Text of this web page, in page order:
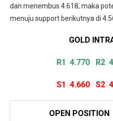
dan menembus 4.618, maka
menuju support berikutnya di
GOLD
R1 4.770 R2
S1 4.660S2
OPEN POSITION